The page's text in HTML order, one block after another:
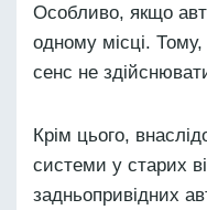
Особливо, якщо
одному місці.
сенс не
Крім цього,
системи у старих
задньопривідних